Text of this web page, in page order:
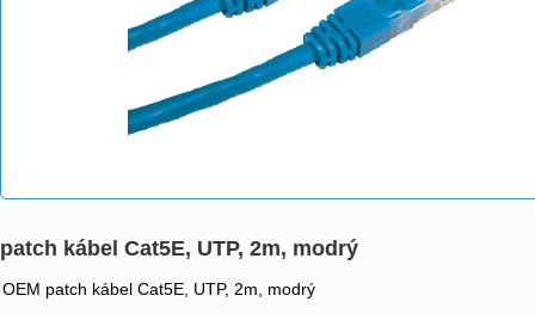
patch kábel Cat5E, UTP, 2m, modrý
OEM patch kábel Cat5E, UTP, 2m, modrý